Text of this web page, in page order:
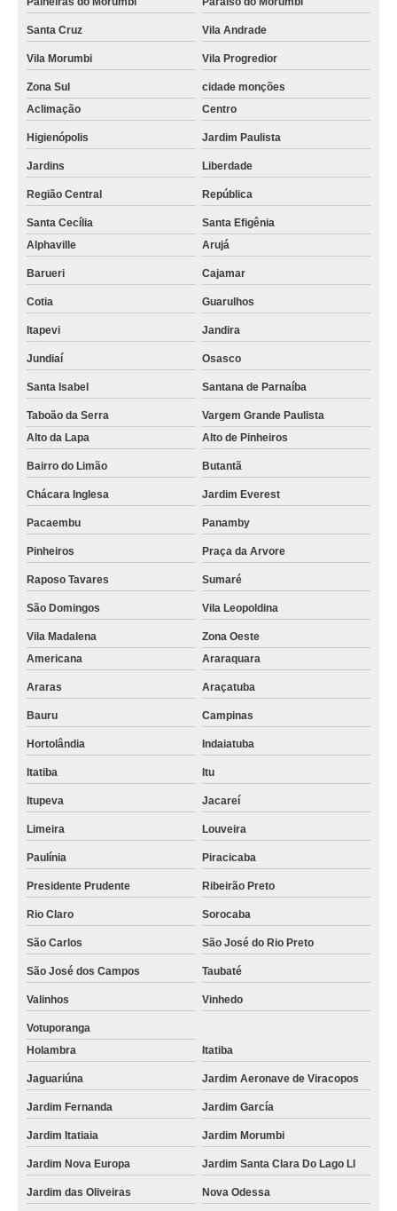
Santa Cruz Vila Andrade
Vila Morumbi Vila Progredior
Zona Sul
cidade monções
Aclimação
Centro
Higienópolis Jardim Paulista
Jardins Liberdade
Região Central República
Santa Cecília
Santa Efigênia
Alphaville
Arujá
Barueri Cajamar
Cotia Guarulhos
Itapevi Jandira
Jundiaí Osasco
Santa Isabel Santana de Parnaíba
Taboão da Serra
Vargem Grande Paulista
Alto da Lapa
Alto de Pinheiros
Bairro do Limão Butantã
Chácara Inglesa Jardim Everest
Pacaembu Panamby
Pinheiros Praça da Arvore
Raposo Tavares Sumaré
São Domingos Vila Leopoldina
Vila Madalena
Zona Oeste
Americana
Araraquara
Araras Araçatuba
Bauru Campinas
Hortolândia Indaiatuba
Itatiba Itu
Itupeva Jacareí
Limeira Louveira
Paulínia Piracicaba
Presidente Prudente Ribeirão Preto
Rio Claro Sorocaba
São Carlos São José do Rio Preto
São José dos Campos Taubaté
Valinhos Vinhedo
Votuporanga
Holambra
Itatiba
Jaguariúna Jardim Aeronave de Viracopos
Jardim Fernanda Jardim García
Jardim Itatiaia Jardim Morumbi
Jardim Nova Europa Jardim Santa Clara Do Lago Ll
Jardim das Oliveiras Nova Odessa